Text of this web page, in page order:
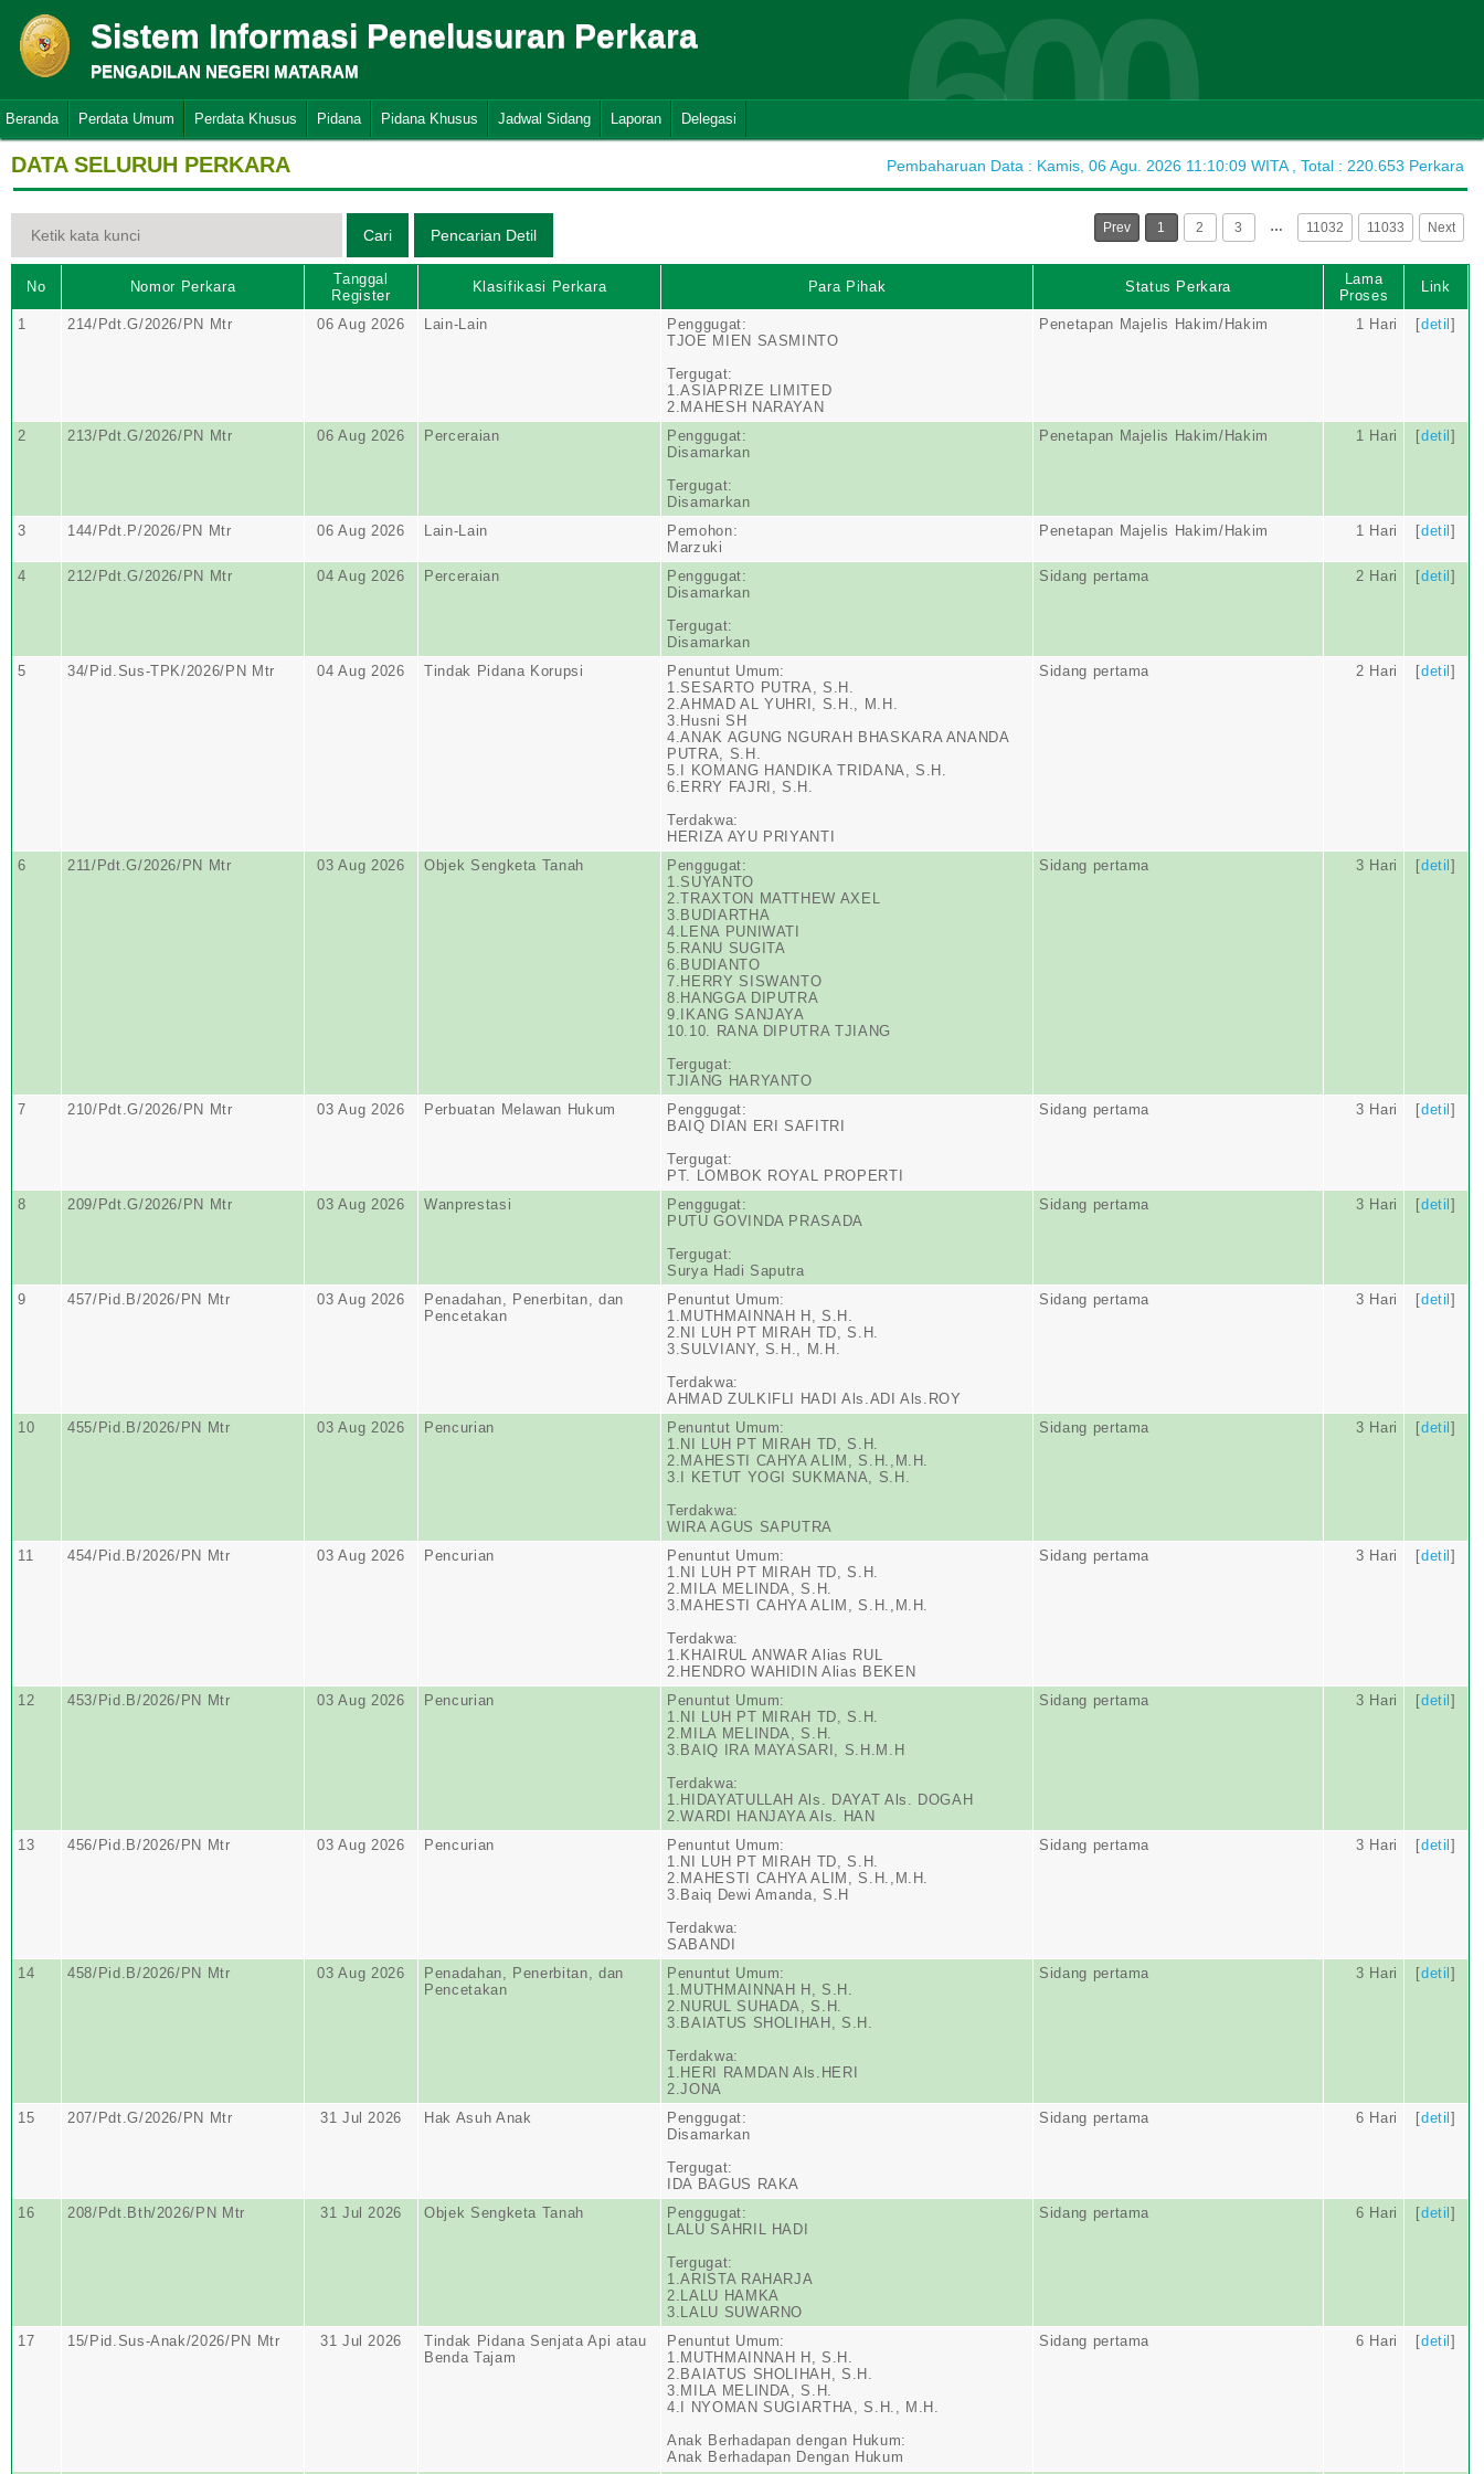
Sistem Informasi Penelusuran Perkara
PENGADILAN NEGERI MATARAM 600
Beranda Perdata Umum Perdata Khusus Pidana Pidana Khusus Jadwal Sidang Laporan Delegasi
DATA SELURUH PERKARA Pembaharuan Data : Kamis, 06 Agu. 2026 11:10:09 WITA , Total : 220.653 Perkara
Prev 1 2 3 … 11032 11033 Next
No Nomor Perkara
Tanggal
Register
Klasifikasi Perkara Para Pihak Status Perkara
Lama
Proses
Link
1 214/Pdt.G/2026/PN Mtr 06 Aug 2026 Lain-Lain
Penggugat:
TJOE MIEN SASMINTO
Tergugat:
1.ASIAPRIZE LIMITED
2.MAHESH NARAYAN
Penetapan Majelis Hakim/Hakim 1 Hari [detil]
2 213/Pdt.G/2026/PN Mtr 06 Aug 2026 Perceraian
Penggugat:
Disamarkan
Tergugat:
Disamarkan
Penetapan Majelis Hakim/Hakim 1 Hari [detil]
3 144/Pdt.P/2026/PN Mtr 06 Aug 2026 Lain-Lain
Pemohon:
Marzuki
Penetapan Majelis Hakim/Hakim 1 Hari [detil]
4 212/Pdt.G/2026/PN Mtr 04 Aug 2026 Perceraian
Penggugat:
Disamarkan
Tergugat:
Disamarkan
Sidang pertama 2 Hari [detil]
5 34/Pid.Sus-TPK/2026/PN Mtr 04 Aug 2026 Tindak Pidana Korupsi
Penuntut Umum:
1.SESARTO PUTRA, S.H.
2.AHMAD AL YUHRI, S.H., M.H.
3.Husni SH
4.ANAK AGUNG NGURAH BHASKARA ANANDA
PUTRA, S.H.
5.I KOMANG HANDIKA TRIDANA, S.H.
6.ERRY FAJRI, S.H.
Terdakwa:
HERIZA AYU PRIYANTI
Sidang pertama 2 Hari [detil]
6 211/Pdt.G/2026/PN Mtr 03 Aug 2026 Objek Sengketa Tanah
Penggugat:
1.SUYANTO
2.TRAXTON MATTHEW AXEL
3.BUDIARTHA
4.LENA PUNIWATI
5.RANU SUGITA
6.BUDIANTO
7.HERRY SISWANTO
8.HANGGA DIPUTRA
9.IKANG SANJAYA
10.10. RANA DIPUTRA TJIANG
Tergugat:
TJIANG HARYANTO
Sidang pertama 3 Hari [detil]
7 210/Pdt.G/2026/PN Mtr 03 Aug 2026 Perbuatan Melawan Hukum
Penggugat:
BAIQ DIAN ERI SAFITRI
Tergugat:
PT. LOMBOK ROYAL PROPERTI
Sidang pertama 3 Hari [detil]
8 209/Pdt.G/2026/PN Mtr 03 Aug 2026 Wanprestasi
Penggugat:
PUTU GOVINDA PRASADA
Tergugat:
Surya Hadi Saputra
Sidang pertama 3 Hari [detil]
9 457/Pid.B/2026/PN Mtr 03 Aug 2026
Penadahan, Penerbitan, dan
Pencetakan
Penuntut Umum:
1.MUTHMAINNAH H, S.H.
2.NI LUH PT MIRAH TD, S.H.
3.SULVIANY, S.H., M.H.
Terdakwa:
AHMAD ZULKIFLI HADI Als.ADI Als.ROY
Sidang pertama 3 Hari [detil]
10 455/Pid.B/2026/PN Mtr 03 Aug 2026 Pencurian
Penuntut Umum:
1.NI LUH PT MIRAH TD, S.H.
2.MAHESTI CAHYA ALIM, S.H.,M.H.
3.I KETUT YOGI SUKMANA, S.H.
Terdakwa:
WIRA AGUS SAPUTRA
Sidang pertama 3 Hari [detil]
11 454/Pid.B/2026/PN Mtr 03 Aug 2026 Pencurian
Penuntut Umum:
1.NI LUH PT MIRAH TD, S.H.
2.MILA MELINDA, S.H.
3.MAHESTI CAHYA ALIM, S.H.,M.H.
Terdakwa:
1.KHAIRUL ANWAR Alias RUL
2.HENDRO WAHIDIN Alias BEKEN
Sidang pertama 3 Hari [detil]
12 453/Pid.B/2026/PN Mtr 03 Aug 2026 Pencurian
Penuntut Umum:
1.NI LUH PT MIRAH TD, S.H.
2.MILA MELINDA, S.H.
3.BAIQ IRA MAYASARI, S.H.M.H
Terdakwa:
1.HIDAYATULLAH Als. DAYAT Als. DOGAH
2.WARDI HANJAYA Als. HAN
Sidang pertama 3 Hari [detil]
13 456/Pid.B/2026/PN Mtr 03 Aug 2026 Pencurian
Penuntut Umum:
1.NI LUH PT MIRAH TD, S.H.
2.MAHESTI CAHYA ALIM, S.H.,M.H.
3.Baiq Dewi Amanda, S.H
Terdakwa:
SABANDI
Sidang pertama 3 Hari [detil]
14 458/Pid.B/2026/PN Mtr 03 Aug 2026
Penadahan, Penerbitan, dan
Pencetakan
Penuntut Umum:
1.MUTHMAINNAH H, S.H.
2.NURUL SUHADA, S.H.
3.BAIATUS SHOLIHAH, S.H.
Terdakwa:
1.HERI RAMDAN Als.HERI
2.JONA
Sidang pertama 3 Hari [detil]
15 207/Pdt.G/2026/PN Mtr 31 Jul 2026 Hak Asuh Anak
Penggugat:
Disamarkan
Tergugat:
IDA BAGUS RAKA
Sidang pertama 6 Hari [detil]
16 208/Pdt.Bth/2026/PN Mtr 31 Jul 2026 Objek Sengketa Tanah
Penggugat:
LALU SAHRIL HADI
Tergugat:
1.ARISTA RAHARJA
2.LALU HAMKA
3.LALU SUWARNO
Sidang pertama 6 Hari [detil]
17 15/Pid.Sus-Anak/2026/PN Mtr 31 Jul 2026
Tindak Pidana Senjata Api atau
Benda Tajam
Penuntut Umum:
1.MUTHMAINNAH H, S.H.
2.BAIATUS SHOLIHAH, S.H.
3.MILA MELINDA, S.H.
4.I NYOMAN SUGIARTHA, S.H., M.H.
Anak Berhadapan dengan Hukum:
Anak Berhadapan Dengan Hukum
Sidang pertama 6 Hari [detil]